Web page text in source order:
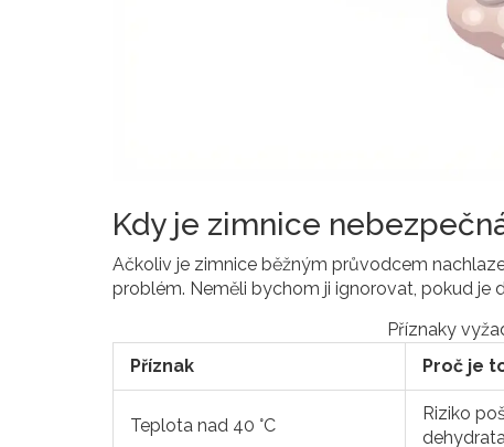
Kdy je zimnice
Ačkoliv je zimnice běžným průvodcem
problém. Neměli bychom ji ignorovat, pokud je
Příznaky
Příznak
Proč je
Teplota nad 40 °C
Riziko